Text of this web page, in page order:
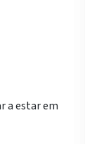
a estar em